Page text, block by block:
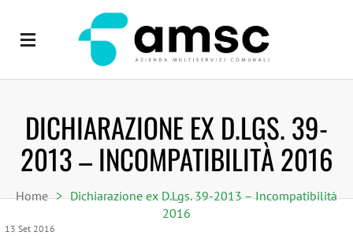
DICHIARAZIONE EX D.LGS. 39-
2013 – INCOMPATIBILITÀ 2016
Home > Dichiarazione ex D.Lgs. 39-2013 – Incompatibilità
2016
13 Set 2016